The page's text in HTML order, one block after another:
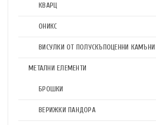
КВАРЦ
ОНИКС
ВИСУЛКИ ОТ ПОЛУСКЪПОЦЕННИ КАМЪНИ
МЕТАЛНИ ЕЛЕМЕНТИ
БРОШКИ
ВЕРИЖКИ ПАНДОРА